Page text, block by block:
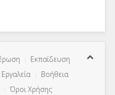
Εκπαίδευση
Εργαλεία
Βοήθεια
Όροι Χρήσης